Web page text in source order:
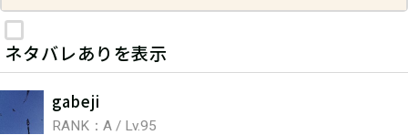
ネタバレありを表示
gabeji
RANK：A / Lv.95